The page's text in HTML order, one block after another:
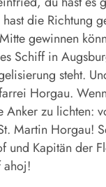
die Richtung
gewinnen
Schiff in
steht.
Horgau.
Anker zu lichten:
Martin Horgau!
und Kapitän der
ahoj!